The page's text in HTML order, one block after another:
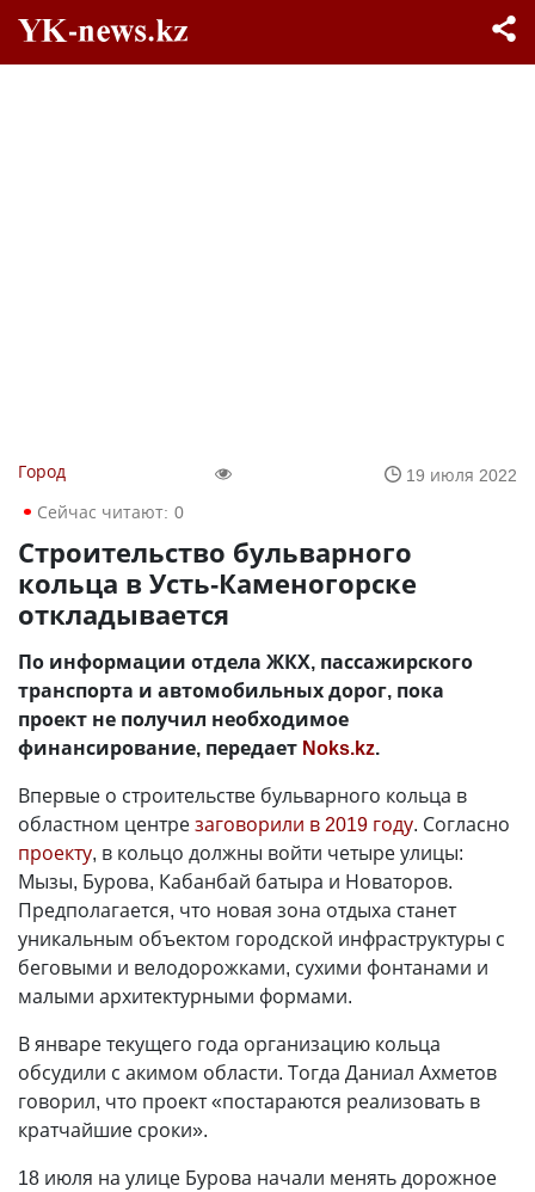
Город
19 июля 2022
Сейчас читают: 0
Строительство бульварного
кольца в Усть-Каменогорске
откладывается
По информации отдела ЖКХ, пассажирского
транспорта и автомобильных дорог, пока
проект не получил необходимое
финансирование, передает Noks.kz.
Впервые о строительстве бульварного кольца в
областном центрезаговорили в 2019 году. Согласно
проекту, в кольцо должны войти четыре улицы:
Мызы, Бурова, Кабанбай батыра и Новаторов.
Предполагается, что новая зона отдыха станет
уникальным объектом городской инфраструктуры с
беговыми и велодорожками, сухими фонтанами и
малыми архитектурными формами.
В январе текущего года организацию кольца
обсудили с акимом области. Тогда Даниал Ахметов
говорил, что проект «постараются реализовать в
кратчайшие сроки».
18 июля на улице Бурова начали менять дорожное